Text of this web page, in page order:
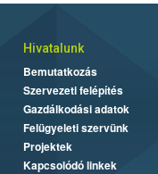
Hivatalunk
Bemutatkozás
Szervezeti felépítés
Gazdálkodási adatok
Felügyeleti szervünk
Projektek
Kapcsolódó linkek